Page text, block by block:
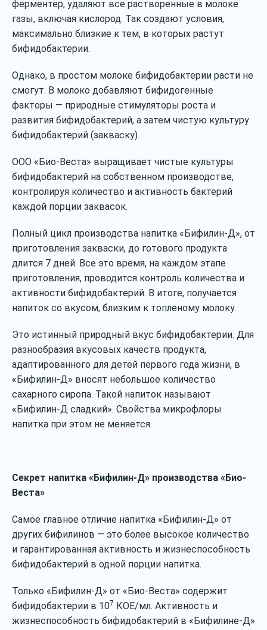
ферментер, удаляют все растворенные в молоке
газы, включая кислород. Так создают условия,
максимально близкие к тем, в которых растут
бифидобактерии.
Однако, в простом молоке бифидобактерии расти не
смогут. В молоко добавляют бифидогенные
факторы — природные стимуляторы роста и
развития бифидобактерий, а затем чистую культуру
бифидобактерий (закваску).
ООО «Био-Веста» выращивает чистые культуры
бифидобактерий на собственном производстве,
контролируя количество и активность бактерий
каждой порции заквасок.
Полный цикл производства напитка «Бифилин-Д», от
приготовления закваски, до готового продукта
длится 7 дней. Все это время, на каждом этапе
приготовления, проводится контроль количества и
активности бифидобактерий. В итоге, получается
напиток со вкусом, близким к топленому молоку.
Это истинный природный вкус бифидобактерии. Для
разнообразия вкусовых качеств продукта,
адаптированного для детей первого года жизни, в
«Бифилин-Д» вносят небольшое количество
сахарного сиропа. Такой напиток называют
«Бифилин-Д сладкий». Свойства микрофлоры
напитка при этом не меняется.
Секрет напитка «Бифилин-Д» производства «Био-
Веста»
Самое главное отличие напитка «Бифилин-Д» от
других бифилинов — это более высокое количество
и гарантированная активность и жизнеспособность
бифидобактерий в одной порции напитка.
Только «Бифилин-Д» от «Био-Веста» содержит
бифидобактерии в 107 КОЕ/мл. Активность и
жизнеспособность бифидобактерий в «Бифилине-Д»